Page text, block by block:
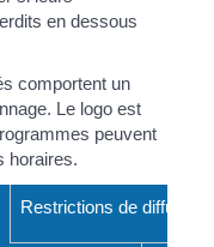
en dessous
comportent un
Le logo est
peuvent
horaires.
Restrictions de diffusion